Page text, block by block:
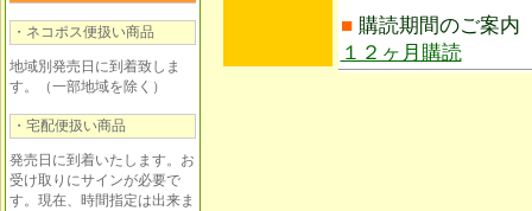
・ネコポス便扱い商品
地域別発売日に到着致しま
す。（一部地域を除く）
・宅配便扱い商品
発売日に到着いたします。お
受け取りにサインが必要で
す。現在、時間指定は出来ま
■ 購読期間のご案内
１２ヶ月購読